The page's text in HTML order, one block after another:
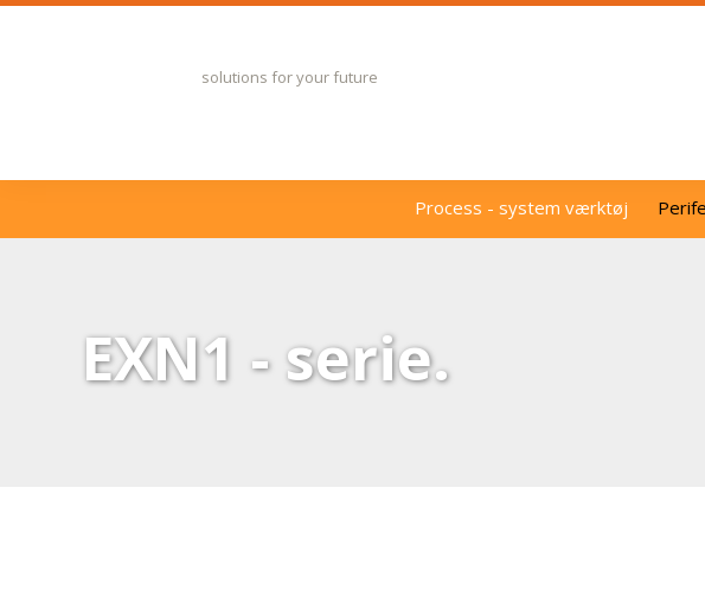
​solutions for your future
Process - system værktøj
EXN1 - serie.